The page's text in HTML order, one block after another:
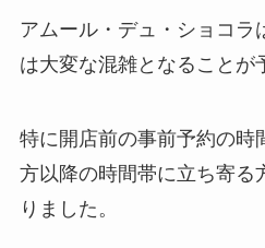
アムール・デュ・ショコラ
は大変な混雑となることが
特に開店前の事前予約の時
方以降の時間帯に立ち寄る
りました。